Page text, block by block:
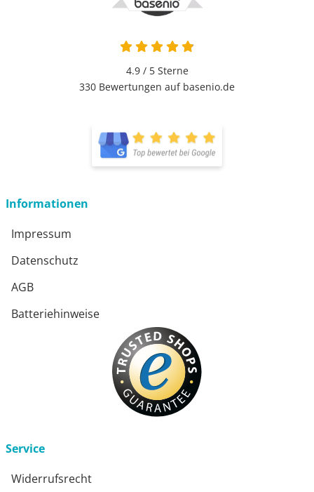
4.9 von 5
4.9 / 5Sterne
330 Bewertungen auf basenio.de
öffnet in neuem Fenster
Informationen
Impressum
Datenschutz
AGB
Batteriehinweise
Service
Widerrufsrecht